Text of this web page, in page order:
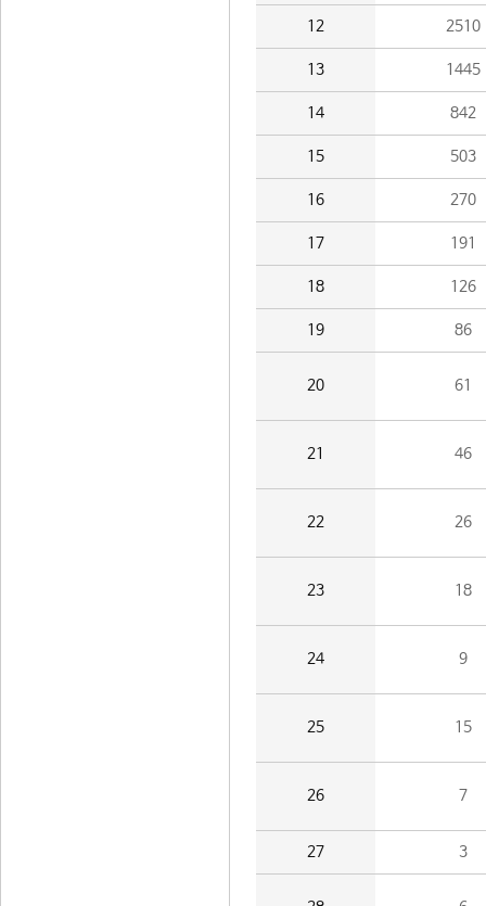
12 2510
13 1445
14 842
15 503
16 270
17 191
18 126
19 86
20 61
21 46
22 26
23 18
24 9
25 15
26 7
27 3